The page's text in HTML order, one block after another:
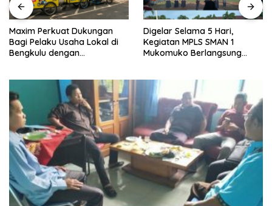
Digelar Selama 5 Hari,
Kegiatan MPLS SMAN 1
Mukomuko Berlangsung
Pemdes Talang Kuning Gelar
Rembug Stunting